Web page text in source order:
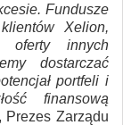
Fundusze
Xelion,
oferty innych
dostarczać
portfeli i
finansową
Prezes Zarządu